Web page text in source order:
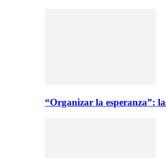
“Organizar la esperanza”: